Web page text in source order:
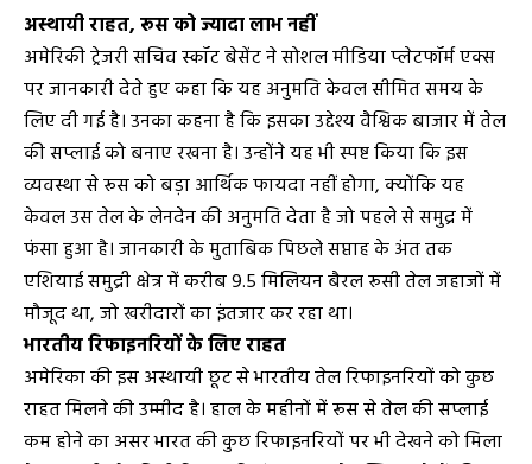
अस्थायी राहत, रूस को ज्यादा लाभ नहीं
अमेरिकी ट्रेजरी सचिव स्कॉट बेसेंट ने सोशल मीडिया प्लेटफॉर्म एक्स
पर जानकारी देते हुए कहा कि यह अनुमति केवल सीमित समय के
लिए दी गई है। उनका कहना है कि इसका उद्देश्य वैश्विक बाजार में तेल
की सप्लाई को बनाए रखना है। उन्होंने यह भी स्पष्ट किया कि इस
व्यवस्था से रूस को बड़ा आर्थिक फायदा नहीं होगा, क्योंकि यह
केवल उस तेल के लेनदेन की अनुमति देता है जो पहले से समुद्र में
फंसा हुआ है। जानकारी के मुताबिक पिछले सप्ताह के अंत तक
एशियाई समुद्री क्षेत्र में करीब 9.5 मिलियन बैरल रूसी तेल जहाजों में
मौजूद था, जो खरीदारों का इंतजार कर रहा था।
भारतीय रिफाइनरियों के लिए राहत
अमेरिका की इस अस्थायी छूट से भारतीय तेल रिफाइनरियों को कुछ
राहत मिलने की उम्मीद है। हाल के महीनों में रूस से तेल की सप्लाई
कम होने का असर भारत की कुछ रिफाइनरियों पर भी देखने को मिला